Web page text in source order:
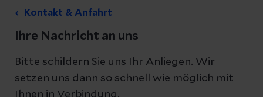
Kontakt & Anfahrt
Ihre Nachricht an uns
Bitte schildern Sie uns Ihr Anliegen. Wir
setzen uns dann so schnell wie möglich mit
Ihnen in Verbindung.